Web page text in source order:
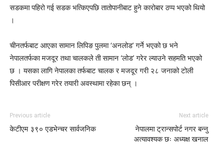
सडकमा पहिरो गई सडक भत्किएपछि तातोपानीबाट हुने कारोबार ठप्प भएको थियो
।
चीनतर्फबाट आएका सामान लिपिङ पुलमा ‘अनलोड’ गर्ने भएको छ भने
नेपालतर्फका मजदूर तथा चालकले ती सामान ‘लोड’ गरेर ल्याउने सहमति भएको
छ । यसका लागि नेपालका तर्फबाट चालक र मजदूर गरी २८ जनाको टोली
पिसीआर परीक्षण गरेर तयारी अवस्थामा रहेका छन् ।
Previous article
केटीएम ३९० एडभेन्चर सार्वजनिक
Next article
नेपालमा ट्रान्सपोर्ट नगर बन्नु
अत्यावश्यक छः अध्यक्ष खनाल